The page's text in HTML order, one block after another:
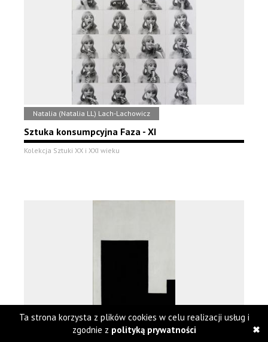
Natalia (Natalia LL) Lach-Lachowicz
Sztuka konsumpcyjna Faza - XI
Kolekcja Sztuki XX i XXI wieku
Władysław Strzemiński
Ta strona korzysta z plików cookies w celu realizacji usług i
zgodnie z polityką prywatności